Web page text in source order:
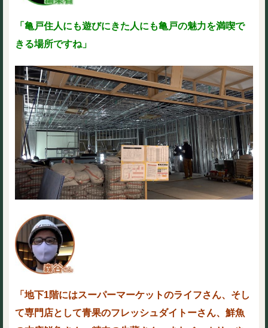
「亀戸住人にも遊びにきた人にも亀戸の魅力を満喫で
きる場所ですね」
「地下1階にはスーパーマーケットのライフさん、そし
て専門店として青果のフレッシュダイトーさん、鮮魚